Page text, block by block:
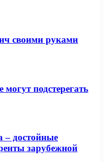
своими руками
могут подстерегать
– достойные
зарубежной